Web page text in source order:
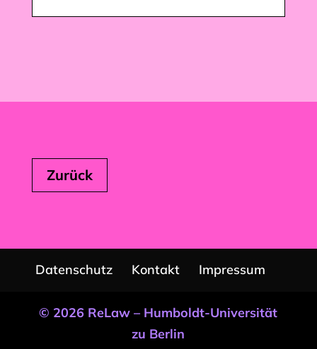
Zurück
Datenschutz Kontakt Impressum
© 2026 ReLaw – Humboldt-Universität
zu Berlin